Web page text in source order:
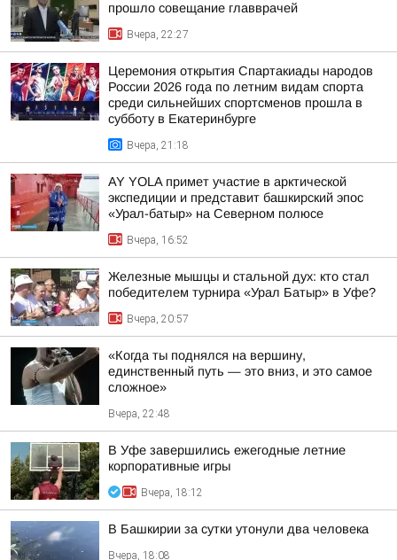
прошло совещание главврачей
Вчера, 22:27
Церемония открытия Спартакиады народов
России 2026 года по летним видам спорта
среди сильнейших спортсменов прошла в
субботу в Екатеринбурге
Вчера, 21:18
AY YOLA примет участие в арктической
экспедиции и представит башкирский эпос
«Урал-батыр» на Северном полюсе
Вчера, 16:52
Железные мышцы и стальной дух: кто стал
победителем турнира «Урал Батыр» в Уфе?
Вчера, 20:57
«Когда ты поднялся на вершину,
единственный путь — это вниз, и это самое
сложное»
Вчера, 22:48
В Уфе завершились ежегодные летние
корпоративные игры
Вчера, 18:12
В Башкирии за сутки утонули два человека
Вчера, 18:08